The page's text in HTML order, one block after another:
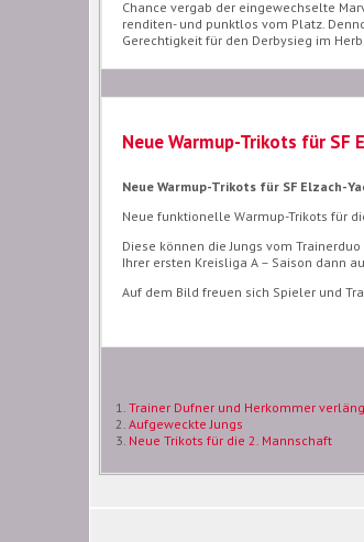
Chance vergab der eingewechselte
renditen- und punktlos vom Platz.
Gerechtigkeit für den Derbysieg im
Neue Warmup-Trikots für SF
Neue Warmup-Trikots für SF Elzach-
Neue funktionelle Warmup-Trikots für
Diese können die Jungs vom
Ihrer ersten Kreisliga A – Saison dann
Auf dem Bild freuen sich Spieler und
Trainer Dufner und Herkommer
Aufgeweckte Jungs
Neue Trikots für die 2. Mannschaft